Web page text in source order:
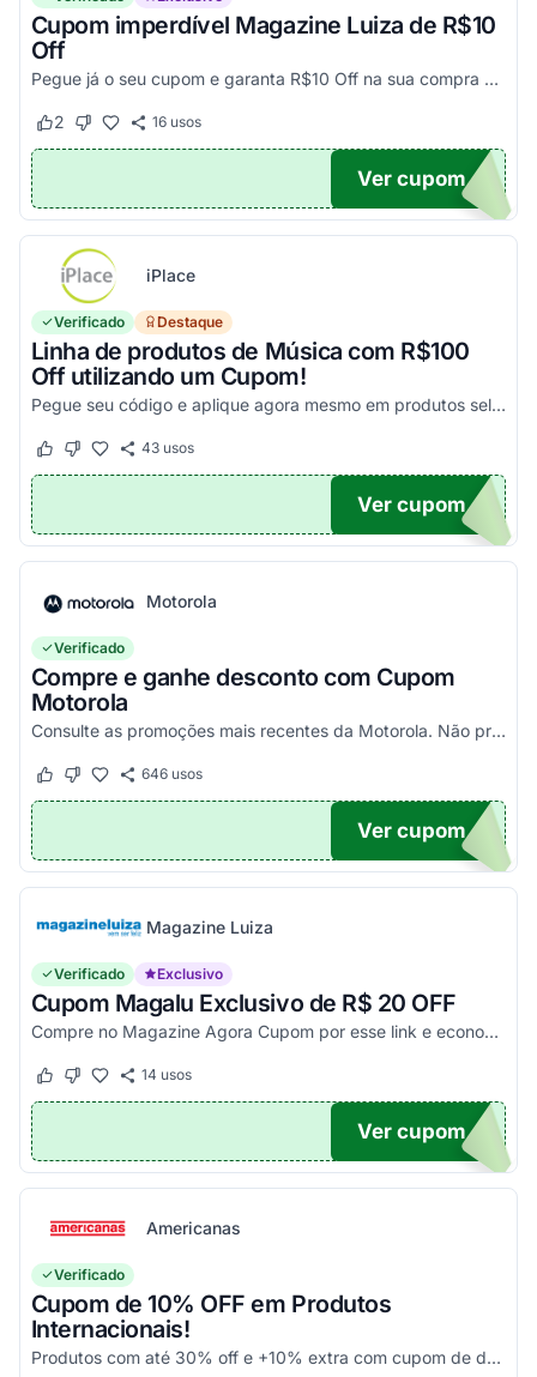
Cupom imperdível Magazine Luiza de R$10
Off
Pegue já o seu cupom e garanta R$10 Off na sua compra acima de R$500,00
Este cupom funcionou
2 Este cupom não funcionou
16usos
UPOM
Ver cupom
iPlace
Verificado Destaque
Linha de produtos de Música com R$100
Off utilizando um Cupom!
Pegue seu código e aplique agora mesmo em produtos selecionados para garantir seus descontos!
Este cupom funcionou
Este cupom não funcionou
43usos
100
Ver cupom
Motorola
Verificado
Compre e ganhe desconto com Cupom
Motorola
Consulte as promoções mais recentes da Motorola. Não precisa de cupom, descontos já aplicados no site.
Este cupom funcionou
Este cupom não funcionou
646usos
TICO
Ver cupom
Magazine Luiza
Verificado Exclusivo
Cupom Magalu Exclusivo de R$ 20 OFF
Compre no Magazine Agora Cupom por esse link e economize R$ 20 na compra de produtos acima de R$ 999 vendidos e entregues por Magazine Luiza. Economize!
Este cupom funcionou
Este cupom não funcionou
14 usos
UPOM
Ver cupom
Americanas
Verificado
Cupom de 10% OFF em Produtos
Internacionais!
Produtos com até 30% off e +10% extra com cupom de desconto em produtos participantes da campanha. Consulte exceções no site. Aplique o código promocional no carrinho e aproveite!